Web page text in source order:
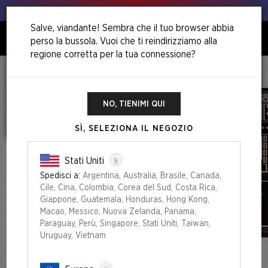
Salve, viandante! Sembra che il tuo browser abbia
perso la bussola. Vuoi che ti reindirizziamo alla
regione corretta per la tua connessione?
NO, TIENIMI QUI
SÌ, SELEZIONA IL NEGOZIO
Stati Uniti $
Spedisci a: Argentina, Australia, Brasile, Canada,
Cile, Cina, Colombia, Corea del Sud, Costa Rica,
Giappone, Guatemala, Honduras, Hong Kong,
Macao, Messico, Nuova Zelanda, Panama,
Paraguay, Perù, Singapore, Stati Uniti, Taiwan,
Uruguay, Vietnam